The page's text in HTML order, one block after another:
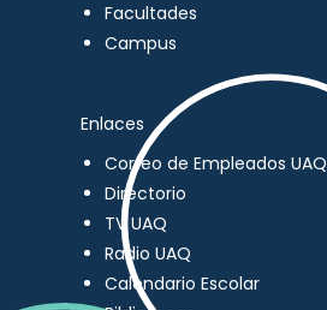
Facultades
Campus
Enlaces
Correo de Empleados UAQ
Directorio
TV UAQ
Radio UAQ
Calendario Escolar